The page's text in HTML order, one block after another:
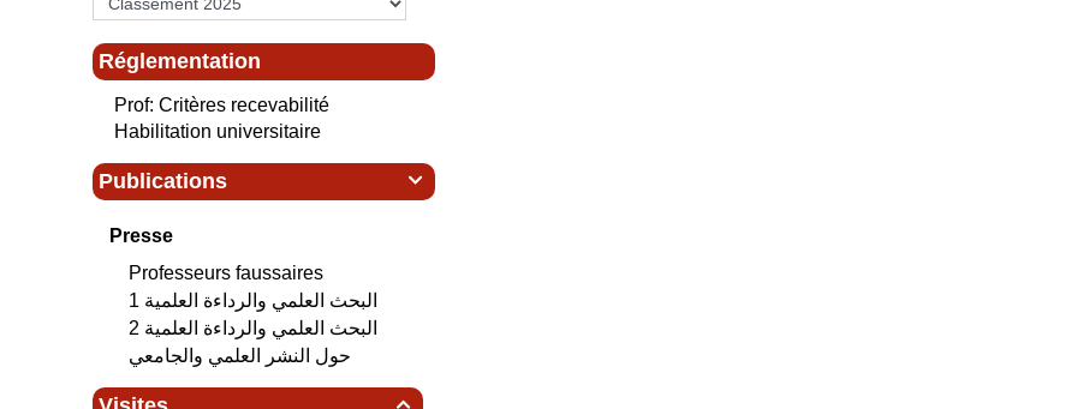
Réglementation
Prof: Critères recevabilité
Habilitation universitaire

Publications
Presse
Professeurs faussaires
